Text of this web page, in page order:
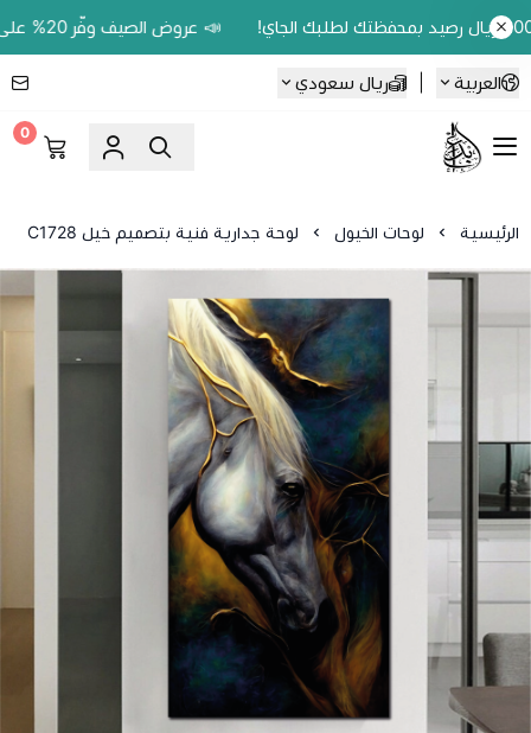
📣 عروض الصيف وفّر 20% على اللوحات الحين.. واكسب 200 ريال رصيد بمحفظتك لطلبك الجاي!
العربية ريال سعودي
Ebbdaa art
0
الرئيسية لوحات الخيول لوحة جدارية فنية بتصميم خيل C1728